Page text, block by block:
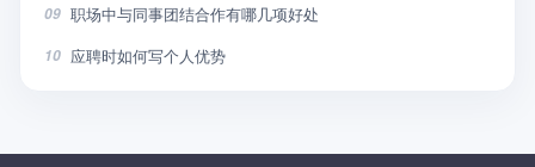
09 职场中与同事团结合作有哪几项好处
10 应聘时如何写个人优势